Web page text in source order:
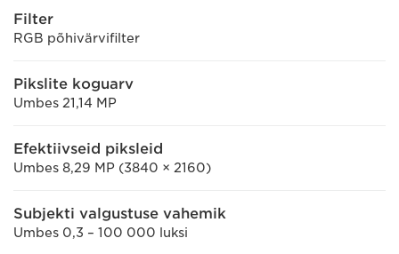
Filter
RGB põhivärvifilter
Pikslite koguarv
Umbes 21,14 MP
Efektiivseid piksleid
Umbes 8,29 MP (3840 × 2160)
Subjekti valgustuse vahemik
Umbes 0,3 – 100 000 luksi